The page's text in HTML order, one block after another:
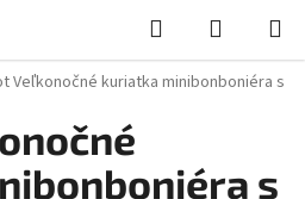
Hľadať
KOŠÍK
Veľkonočné kuriatka minibonboniéra s
s